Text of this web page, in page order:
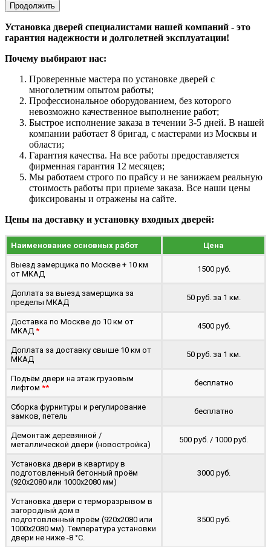
Продолжить
Установка дверей специалистами нашей компаний - это
гарантия надежности и долголетней эксплуатации!
Почему выбирают нас:
Проверенные мастера по установке дверей с
многолетним опытом работы;
Профессиональное оборудованием, без которого
невозможно качественное выполнение работ;
Быстрое исполнение заказа в течении 3-5 дней. В нашей
компании работает 8 бригад, с мастерами из Москвы и
области;
Гарантия качества. На все работы предоставляется
фирменная гарантия 12 месяцев;
Мы работаем строго по прайсу и не занижаем реальную
стоимость работы при приеме заказа. Все наши цены
фиксированы и отражены на сайте.
Цены на доставку и установку входных дверей:
Наименование основных работ Цена
Выезд замерщика по Москве + 10 км
от МКАД
1500 руб.
Доплата за выезд замерщика за
пределы МКАД
50 руб. за 1 км.
Доставка по Москве до 10 км от
МКАД *
4500 руб.
Доплата за доставку свыше 10 км от
МКАД
50 руб. за 1 км.
Подъём двери на этаж грузовым
лифтом **
бесплатно
Сборка фурнитуры и регулирование
замков, петель
бесплатно
Демонтаж деревянной /
металлической двери (новостройка)
500 руб. / 1000 руб.
Установка двери в квартиру в
подготовленный бетонный проём
(920x2080 или 1000x2080 мм)
3000 руб.
Установка двери с терморазрывом в
загородный дом в
подготовленный проём (920x2080 или
1000x2080 мм). Температура установки
двери не ниже -8 °C.
3500 руб.